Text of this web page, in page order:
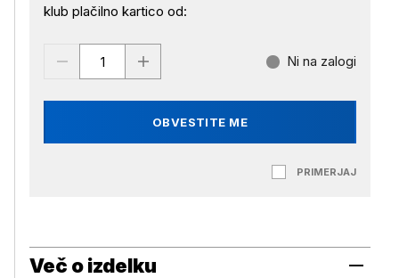
klub plačilno kartico od:
OBVESTITE ME
Ni na zalogi
PRIMERJAJ
Več o izdelku